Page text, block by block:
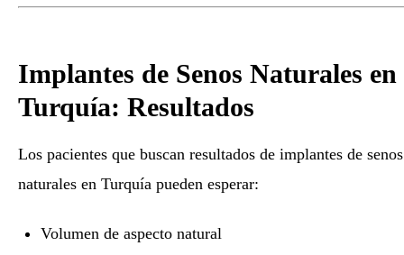
Implantes de Senos Naturales en
Turquía: Resultados
Los pacientes que buscan resultados de implantes de senos
naturales en Turquía pueden esperar:
Volumen de aspecto natural